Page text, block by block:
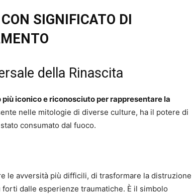
SIGNIFICATO DI
della Rinascita
iconico e riconosciuto per rappresentare la
nelle mitologie di diverse culture, ha il potere di
consumato dal fuoco.
le avversità più difficili, di trasformare la distruzione
dalle esperienze traumatiche. È il simbolo